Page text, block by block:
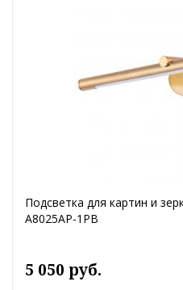
Подсветка для картин и
A8025AP-1PB
5 050 руб.